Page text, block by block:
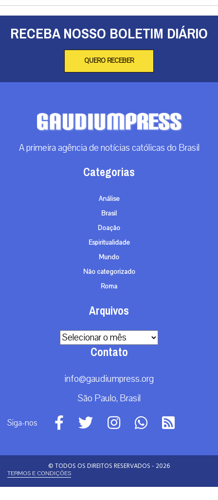
RECEBA NOSSO BOLETIM DIÁRIO
QUERO RECEBER
A primeira agência de notícias católicas do Brasil
Categorias
Análise
Brasil
Doação
Espiritualidade
Mundo
Não categorizado
Roma
Arquivos
Arquivos
Contato
info@gaudiumpress.org
São Paulo, Brasil
Siga-nos
© TODOS OS DIREITOS RESERVADOS - 2026
TERMOS E CONDIÇÕES